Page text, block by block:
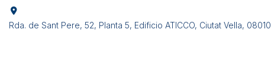
Rda. de Sant Pere, 52, Planta 5, Edificio ATICCO, Ciutat Vella,